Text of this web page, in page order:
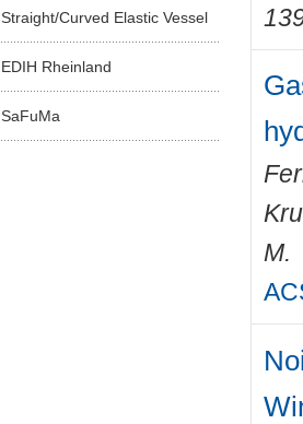
Straight/Curved Elastic Vessel
EDIH Rheinland
SaFuMa
M.